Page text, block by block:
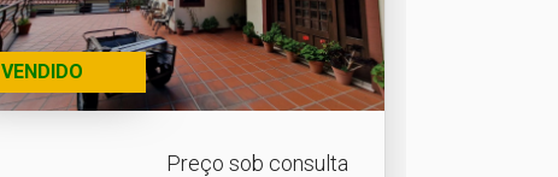
VENDIDO
Preço sob consulta